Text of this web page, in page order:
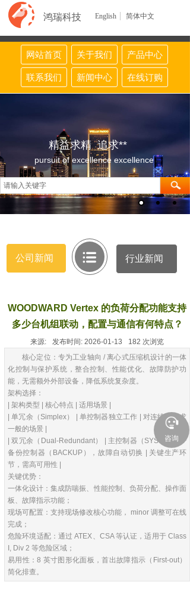
鸿瑞科技 English 简体中文
网站首页 关于我们 产品中心
联系我们 新闻中心 在线订购
精益求精 追求**
pursuit of excellence excellence
公司新闻 行业新闻
WOODWARD Vertex 的负荷分配功能支持
多少台机组联动，配置与通信有何特点？
来源: 发布时间: 2026-01-13 182 次浏览
核心定位：专为工业轴向 / 离心式压缩机设计的一体
化控制与保护系统，整合控制、性能优化、故障防护功
能，无需额外外部设备，降低系统复杂度。
架构选择：
| 架构类型 | 核心特点 | 适用场景 |
| 单冗余（Simplex） | 单控制器独立工作 | 对连续性要求
一般的场景 |
| 双冗余（Dual-Redundant） | 主控制器（SYSCON）+
备份控制器（BACKUP），故障自动切换 | 关键生产环
节，需高可用性 |
关键优势：
一体化设计：集成防喘振、性能控制、负荷分配、操作面
板、故障指示功能；
现场可配置：支持现场修改核心功能， minor 调整可在线
完成；
危险环境适配：通过 ATEX、CSA 等认证，适用于 Class
I, Div 2 等危险区域；
易用性：8 英寸图形化面板，首出故障指示（First-out）
简化排查。
咨询